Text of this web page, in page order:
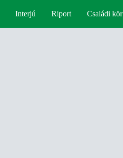
Interjú Riport Családi kör